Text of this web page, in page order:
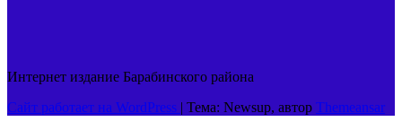
Интернет издание Барабинского района
Сайт работает на WordPress | Тема: Newsup, автор Themeansar